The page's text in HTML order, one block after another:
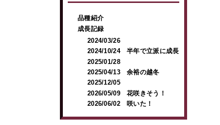
品種紹介
成長記録
2024/03/26
2024/10/24 半年で立派に成長
2025/01/28
2025/04/13 余裕の越冬
2025/12/05
2026/05/09 花咲きそう！
2026/06/02 咲いた！